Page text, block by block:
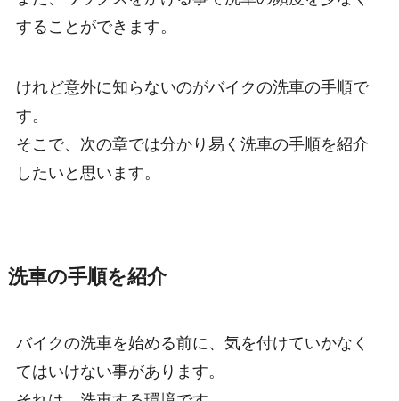
することができます。
けれど意外に知らないのがバイクの洗車の手順で
す。
そこで、次の章では分かり易く洗車の手順を紹介
したいと思います。
洗車の手順を紹介
バイクの洗車を始める前に、気を付けていかなく
てはいけない事があります。